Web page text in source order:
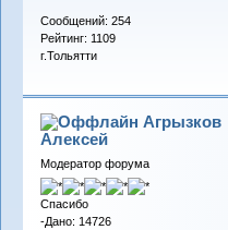
Сообщений: 254
Рейтинг: 1109
г.Тольятти
Агрызков
Алексей
Модератор форума
Спасибо
-Дано: 14726